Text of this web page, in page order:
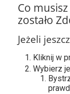
Co
zostało
Jeżeli
Kliknij w
Wybierz